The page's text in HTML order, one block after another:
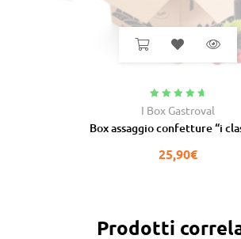
Valutato
4.91
I Box Gastroval
Box assaggio confetture “i
25,90€
Prodotti